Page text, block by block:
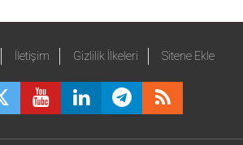
İletişim Gizlilik İlkeleri Sitene Ekle